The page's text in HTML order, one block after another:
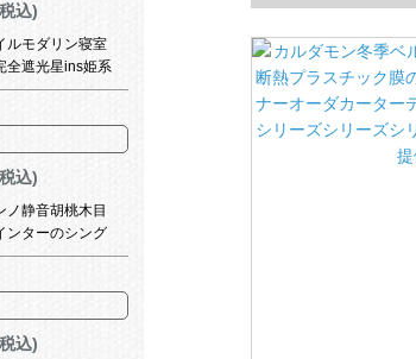
込)
ルモダリン寝室
全遮光星ins姫系
二重ガゼル一体
込)
ノ静音胡桃木目
ンターのシング
ロックの打孔レ
込)
ナーオーダカータ
提供サイズオーダ